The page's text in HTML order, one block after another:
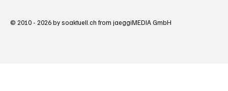
© 2010 - 2026 by soaktuell.ch from jaeggiMEDIA GmbH